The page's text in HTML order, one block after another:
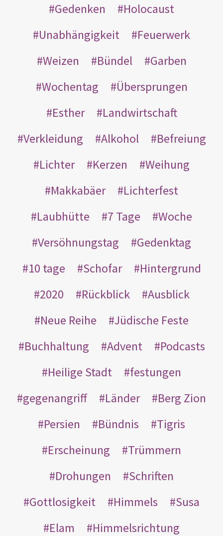
Gedenken
Holocaust
Unabhängigkeit
Feuerwerk
Weizen
Bündel
Garben
Wochentag
Übersprungen
Esther
Landwirtschaft
Verkleidung
Alkohol
Befreiung
Lichter
Kerzen
Weihung
Makkabäer
Lichterfest
Laubhütte
7 Tage
Woche
Versöhnungstag
Gedenktag
10 tage
Schofar
Hintergrund
2020
Rückblick
Ausblick
Neue Reihe
Jüdische Feste
Buchhaltung
Advent
Podcasts
Heilige Stadt
festungen
gegenangriff
Länder
Berg Zion
Persien
Bündnis
Tigris
Erscheinung
Trümmern
Drohungen
Schriften
Gottlosigkeit
Himmels
Susa
Elam
Himmelsrichtung